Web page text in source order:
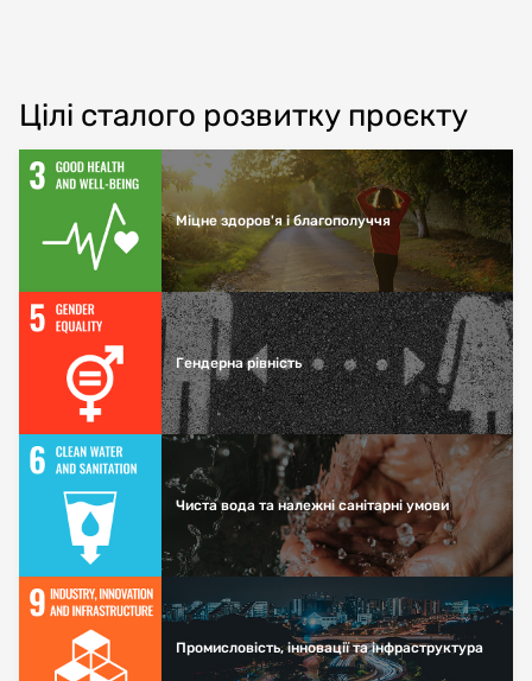
Цілі сталого розвитку проєкту
Міцне здоров'я і благополуччя
Гендерна рівність
Чиста вода та належні санітарні умови
Промисловість, інновації та інфраструктура